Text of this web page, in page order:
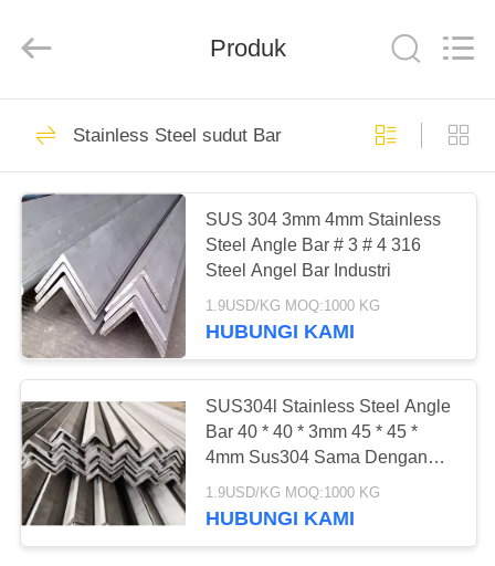
RUMAH
PRODUK
VIDEO
TENTANG
KAMI
TUR
PABRIK
KONTROL
Product
Co.,Ltd.
stainless steel
lembar
138
201 Stainless Steel
Sheet
16
Produk
Stainless Steel sudut Bar
SUS 304 3mm 4mm Stainless
Steel Angle Bar # 3 # 4 316
Steel Angel Bar Industri
1.9USD/KG MOQ:1000 KG
HUBUNGI KAMI
SUS304l Stainless Steel Angle
Bar 40 * 40 * 3mm 45 * 45 *
4mm Sus304 Sama Dengan
Industri
1.9USD/KG MOQ:1000 KG
HUBUNGI KAMI